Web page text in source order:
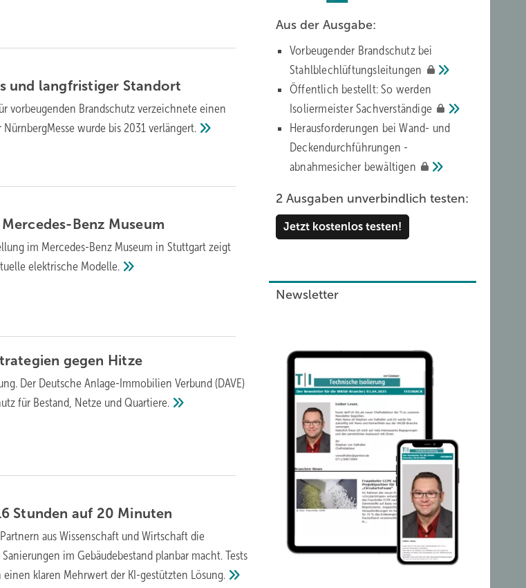
und lang­fris­ti­ger Stand­ort
vorbeugenden Brandschutz verzeichnete einen
wurde bis 2031verlängert.
Benz Museum
im Mercedes-Benz Museum in Stuttgart zeigt
elek­tri­sche Modelle.
gegen Hitze
Der Deutsche Anlage-Immobilien Verbund (DAVE)
für Bestand, Netze undQuartiere.
Stunden auf 20 Minuten
aus Wissenschaft und Wirtschaft die
im Gebäudebestand planbar macht. Tests
klaren Mehrwert der KI-gestützten Lösung.
Aus der Ausgabe:
Vorbeugender Brandschutz bei
Stahlblechlüftungsleitungen
Öffentlich bestellt: So werden
Isoliermeister Sachverständige
Herausforderungen bei Wand- und
Deckendurchführungen ­
abnahmesicher bewältigen
2 Ausgaben unverbindlich testen:
Jetzt kostenlos testen!
Newsletter